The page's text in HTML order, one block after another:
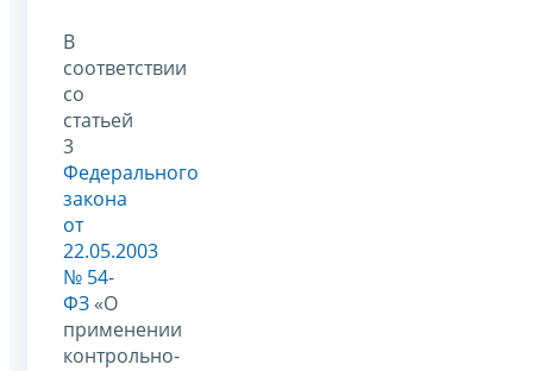
В
соответствии
со
статьей
3
Федерального
закона
от
22.05.2003
№ 54-
ФЗ «О
применении
контрольно-